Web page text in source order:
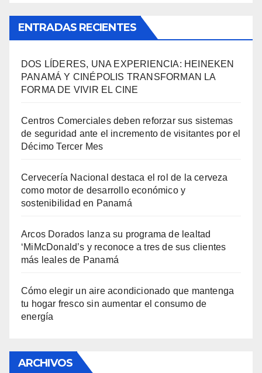
ENTRADAS RECIENTES
DOS LÍDERES, UNA EXPERIENCIA: HEINEKEN
PANAMÁ Y CINÉPOLIS TRANSFORMAN LA
FORMA DE VIVIR EL CINE
Centros Comerciales deben reforzar sus sistemas
de seguridad ante el incremento de visitantes por el
Décimo Tercer Mes
Cervecería Nacional destaca el rol de la cerveza
como motor de desarrollo económico y
sostenibilidad en Panamá
Arcos Dorados lanza su programa de lealtad
‘MiMcDonald’s y reconoce a tres de sus clientes
más leales de Panamá
Cómo elegir un aire acondicionado que mantenga
tu hogar fresco sin aumentar el consumo de
energía
ARCHIVOS